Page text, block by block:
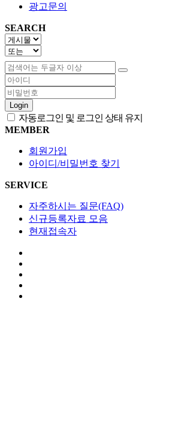
광고문의
SEARCH
Login
자동로그인 및 로그인 상태 유지
MEMBER
회원가입
아이디/비밀번호 찾기
SERVICE
자주하시는 질문(FAQ)
신규등록자료 모음
현재접속자